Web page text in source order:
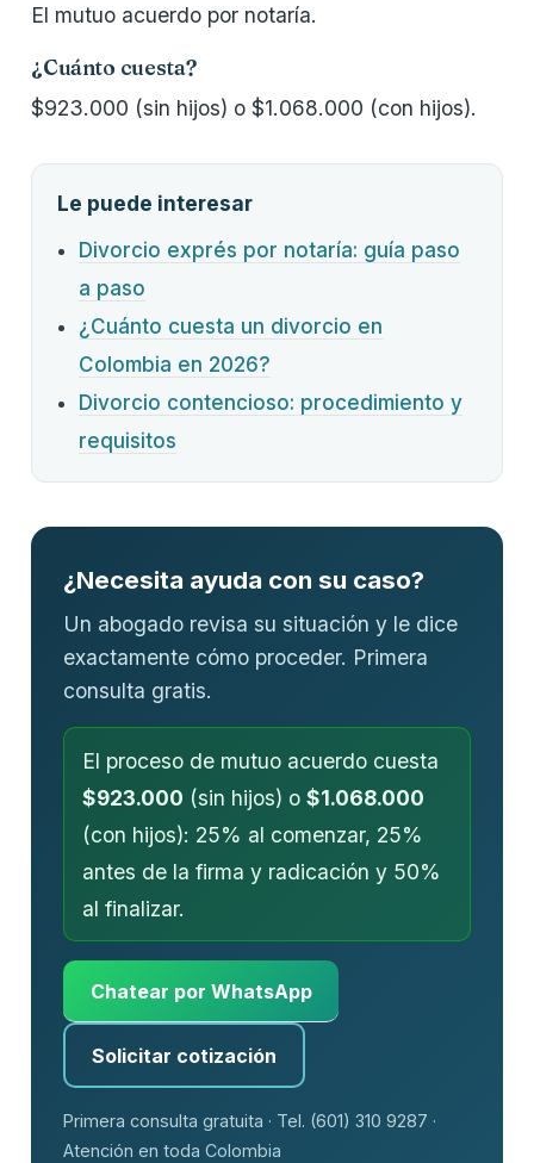
El mutuo acuerdo por notaría.
¿Cuánto cuesta?
$923.000 (sin hijos) o $1.068.000 (con hijos).
Le puede interesar
Divorcio exprés por notaría: guía paso
a paso
¿Cuánto cuesta un divorcio en
Colombia en 2026?
Divorcio contencioso: procedimiento y
requisitos
¿Necesita ayuda con su caso?
Un abogado revisa su situación y le dice
exactamente cómo proceder. Primera
consulta gratis.
El proceso de mutuo acuerdo cuesta
$923.000 (sin hijos) o $1.068.000
(con hijos): 25% al comenzar, 25%
antes de la firma y radicación y 50%
al finalizar.
Chatear por WhatsApp
Solicitar cotización
Primera consulta gratuita · Tel. (601) 310 9287 ·
Atención en toda Colombia